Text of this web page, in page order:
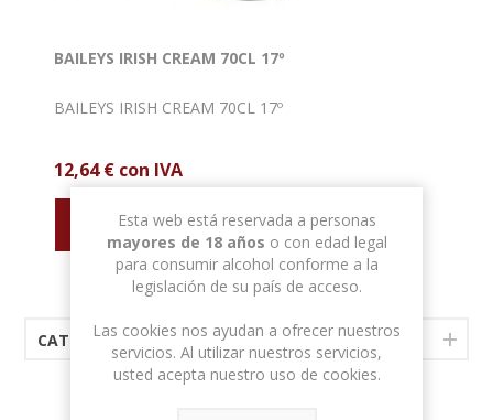
BAILEYS IRISH CREAM 70CL 17º
BAILEYS IRISH CREAM 70CL 17º
12,64 € con IVA
CATEGORÍAS
Esta web está reservada a personas
mayores de 18 años o con edad legal
para consumir alcohol conforme a la
legislación de su país de acceso.
Las cookies nos ayudan a ofrecer nuestros
servicios. Al utilizar nuestros servicios,
usted acepta nuestro uso de cookies.